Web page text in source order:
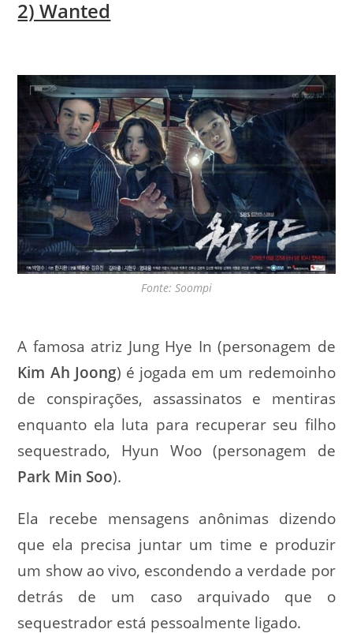
2) Wanted
Fonte: Soompi
A famosa atriz Jung Hye In (personagem de
Kim Ah Joong) é jogada em um redemoinho
de conspirações, assassinatos e mentiras
enquanto ela luta para recuperar seu filho
sequestrado, Hyun Woo (personagem de
Park Min Soo).
Ela recebe mensagens anônimas dizendo
que ela precisa juntar um time e produzir
um show ao vivo, escondendo a verdade por
detrás de um caso arquivado que o
sequestrador está pessoalmente ligado.